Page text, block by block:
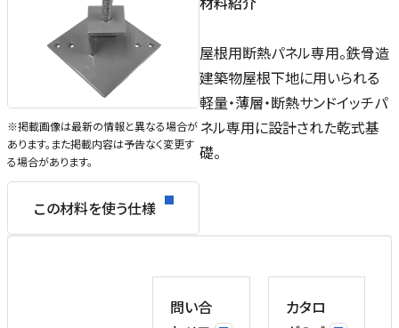
※掲載画像は最新の情報と異なる場合が
あります。また掲載内容は予告なく変更す
る場合があります。
この材料を使う仕様
屋根用断熱パネル専用。鉄骨造
建築物屋根下地に用いられる
軽量・薄層・断熱サンドイッチパ
ネル専用に設計された乾式基
礎。
問い合
カタロ